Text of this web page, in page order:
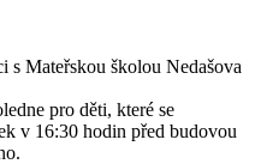
s Mateřskou školou Nedašova
pro děti, které se
v 16:30 hodin před budovou